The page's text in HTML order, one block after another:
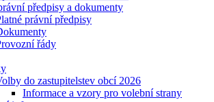
předpisy a dokumenty
právní předpisy
řády
do zastupitelstev obcí 2026
Informace a vzory pro volební strany